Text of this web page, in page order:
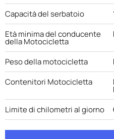
Capacità del serbatoio
Età minima del conducente
della Motocicletta
Peso della motocicletta
Contenitori Motocicletta
Limite di chilometri al giorno